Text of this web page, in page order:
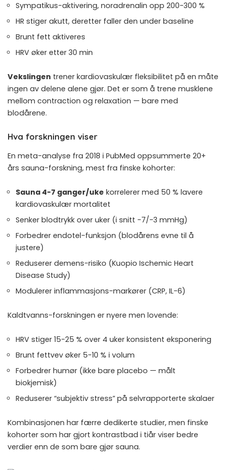
Sympatikus-aktivering, noradrenalin opp 200-300 %
HR stiger akutt, deretter faller den under baseline
Brunt fett aktiveres
HRV øker etter 30 min
Vekslingen trener kardiovaskulær fleksibilitet på en måte
ingen av delene alene gjør. Det er som å trene musklene
mellom contraction og relaxation — bare med
blodårene.
Hva forskningen viser
En meta-analyse fra 2018 i PubMed oppsummerte 20+
års sauna-forskning, mest fra finske kohorter:
Sauna 4-7 ganger/uke korrelerer med 50 % lavere
kardiovaskulær mortalitet
Senker blodtrykk over uker (i snitt -7/-3 mmHg)
Forbedrer endotel-funksjon (blodårens evne til å
justere)
Reduserer demens-risiko (Kuopio Ischemic Heart
Disease Study)
Modulerer inflammasjons-markører (CRP, IL-6)
Kaldtvanns-forskningen er nyere men lovende:
HRV stiger 15-25 % over 4 uker konsistent eksponering
Brunt fettvev øker 5-10 % i volum
Forbedrer humør (ikke bare placebo — målt
biokjemisk)
Reduserer “subjektiv stress” på selvrapporterte skalaer
Kombinasjonen har færre dedikerte studier, men finske
kohorter som har gjort kontrastbad i tiår viser bedre
verdier enn de som bare gjør sauna.